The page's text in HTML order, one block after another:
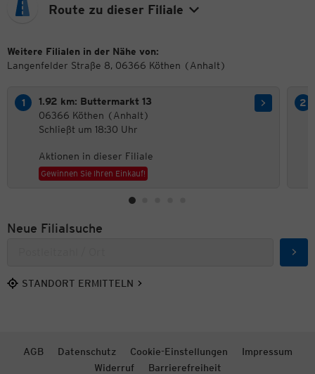
Route zu dieser Filiale
Weitere Filialen in der Nähe von:
Langenfelder Straße 8, 06366 Köthen (Anhalt)
1.92 km: Buttermarkt 13
06366 Köthen (Anhalt)
Schließt um 18:30 Uhr
Aktionen in dieser Filiale
Gewinnen Sie Ihren Einkauf!
Neue Filialsuche
STANDORT ERMITTELN
AGB Datenschutz Cookie-Einstellungen
Impressum
Widerruf
Barrierefreiheit